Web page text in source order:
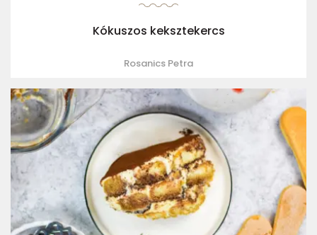
Kókuszos keksztekercs
Rosanics Petra